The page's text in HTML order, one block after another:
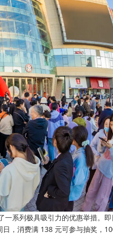
一系列极具吸引力的优惠举措。即
，消费满 138 元可参与抽奖，